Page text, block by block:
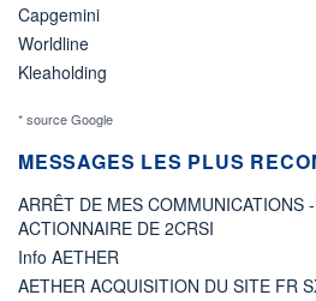
Capgemini
Worldline
Kleaholding
* source Google
MESSAGES LES PLUS
ARRÊT DE MES COMMUNICATIONS
ACTIONNAIRE DE 2CRSI
Info AETHER
AETHER ACQUISITION DU SITE FR